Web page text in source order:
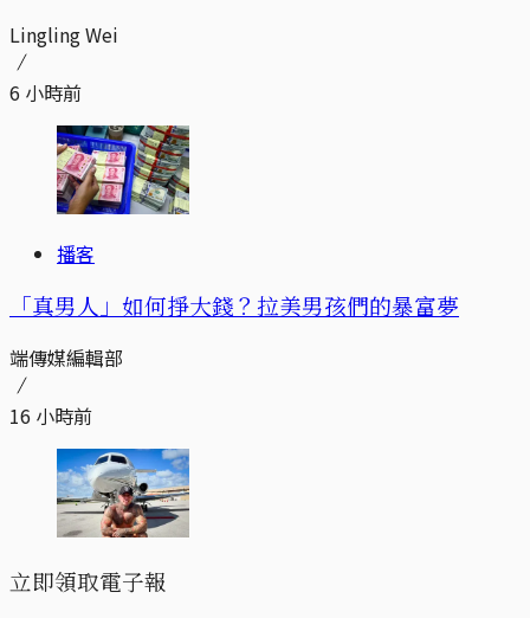
Lingling Wei
6 小時前
播客
「真男人」如何掙大錢？拉美男孩們的暴富夢
端傳媒編輯部
16 小時前
立即領取電子報